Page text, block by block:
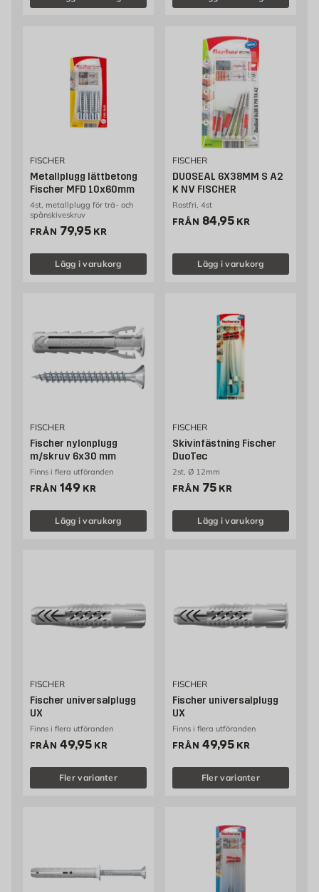
FISCHER
Metallplugg lättbetong
Fischer MFD 10x60mm
4st, metallplugg för trä- och
spånskiveskruv
FRÅN Pris 79.95 kr
79,95 KR
Lägg i varukorg
FISCHER
DUOSEAL 6X38MM S A2
K NV FISCHER
Rostfri, 4st
FRÅN Pris 84.95 kr
84,95 KR
Lägg i varukorg
FISCHER
Fischer nylonplugg
m/skruv 6x30 mm
Finns i flera utföranden
FRÅN Pris 149 kr
149 KR
Lägg i varukorg
FISCHER
Skivinfästning Fischer
DuoTec
2st, Ø 12mm
FRÅN Pris 75 kr
75 KR
Lägg i varukorg
FISCHER
Fischer universalplugg
UX
Finns i flera utföranden
FRÅN Pris 49.95 kr
49,95 KR
Fler varianter
FISCHER
Fischer universalplugg
UX
Finns i flera utföranden
FRÅN Pris 49.95 kr
49,95 KR
Fler varianter